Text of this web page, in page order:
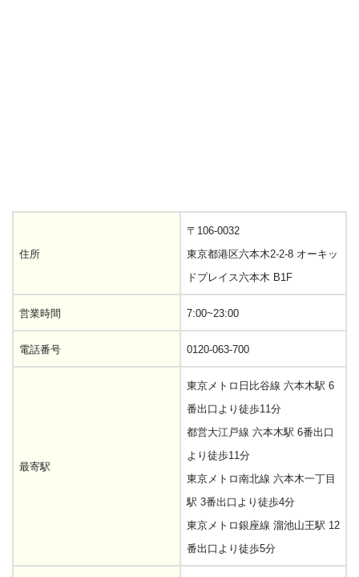
住所
〒106-0032
東京都港区六本木2-2-8 オーキッ
ドプレイス六本木 B1F
営業時間 7:00~23:00
電話番号 0120-063-700
最寄駅
東京メトロ日比谷線 六本木駅 6
番出口より徒歩11分
都営大江戸線 六本木駅 6番出口
より徒歩11分
東京メトロ南北線 六本木一丁目
駅 3番出口より徒歩4分
東京メトロ銀座線 溜池山王駅 12
番出口より徒歩5分